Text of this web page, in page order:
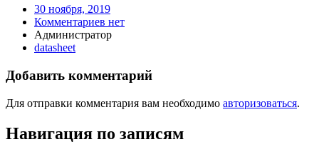
30 ноября, 2019
Комментариев нет
Администратор
datasheet
Добавить комментарий
Для отправки комментария вам необходимо авторизоваться.
Навигация по записям